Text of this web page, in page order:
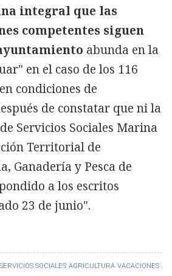
SERVICIOS SOCIALES AGRICULTURA VACACIONES
integral que las
competentes siguen
abunda en la
en el caso de los 116
condiciones de
de constatar que ni la
Servicios Sociales Marina
Territorial de
Ganadería y Pesca de
a los escritos
23 de junio".